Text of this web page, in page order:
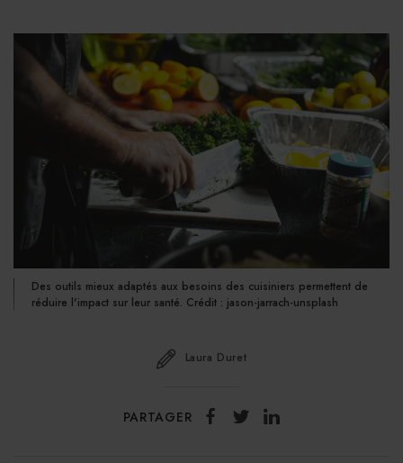
Des outils mieux adaptés aux besoins des cuisiniers permettent de
réduire l'impact sur leur santé. Crédit : jason-jarrach-unsplash
Laura Duret
PARTAGER